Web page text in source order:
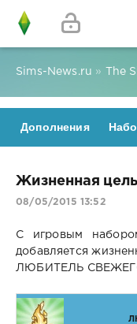
Sims-News.ru » The
Дополнения
Жизненная
08/05/2015 13:52
С игровым
добавляется
ЛЮБИТЕЛЬ